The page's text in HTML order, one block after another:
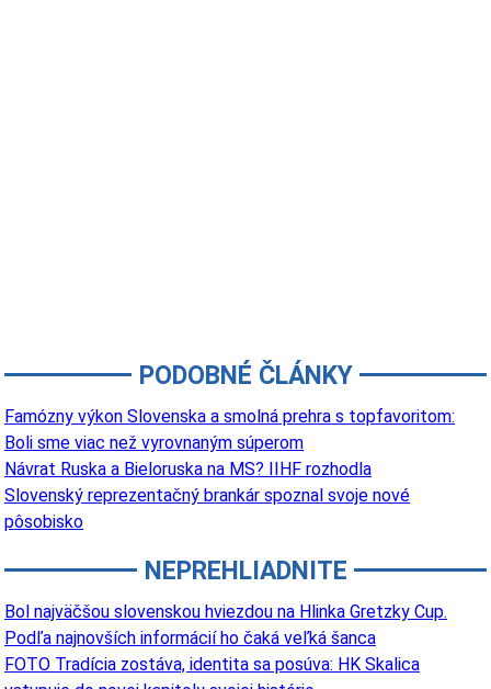
PODOBNÉ ČLÁNKY
Famózny výkon Slovenska a smolná prehra s topfavoritom:
Boli sme viac než vyrovnaným súperom
Návrat Ruska a Bieloruska na MS? IIHF rozhodla
Slovenský reprezentačný brankár spoznal svoje nové
pôsobisko
NEPREHLIADNITE
Bol najväčšou slovenskou hviezdou na Hlinka Gretzky Cup.
Podľa najnovších informácií ho čaká veľká šanca
FOTO Tradícia zostáva, identita sa posúva: HK Skalica